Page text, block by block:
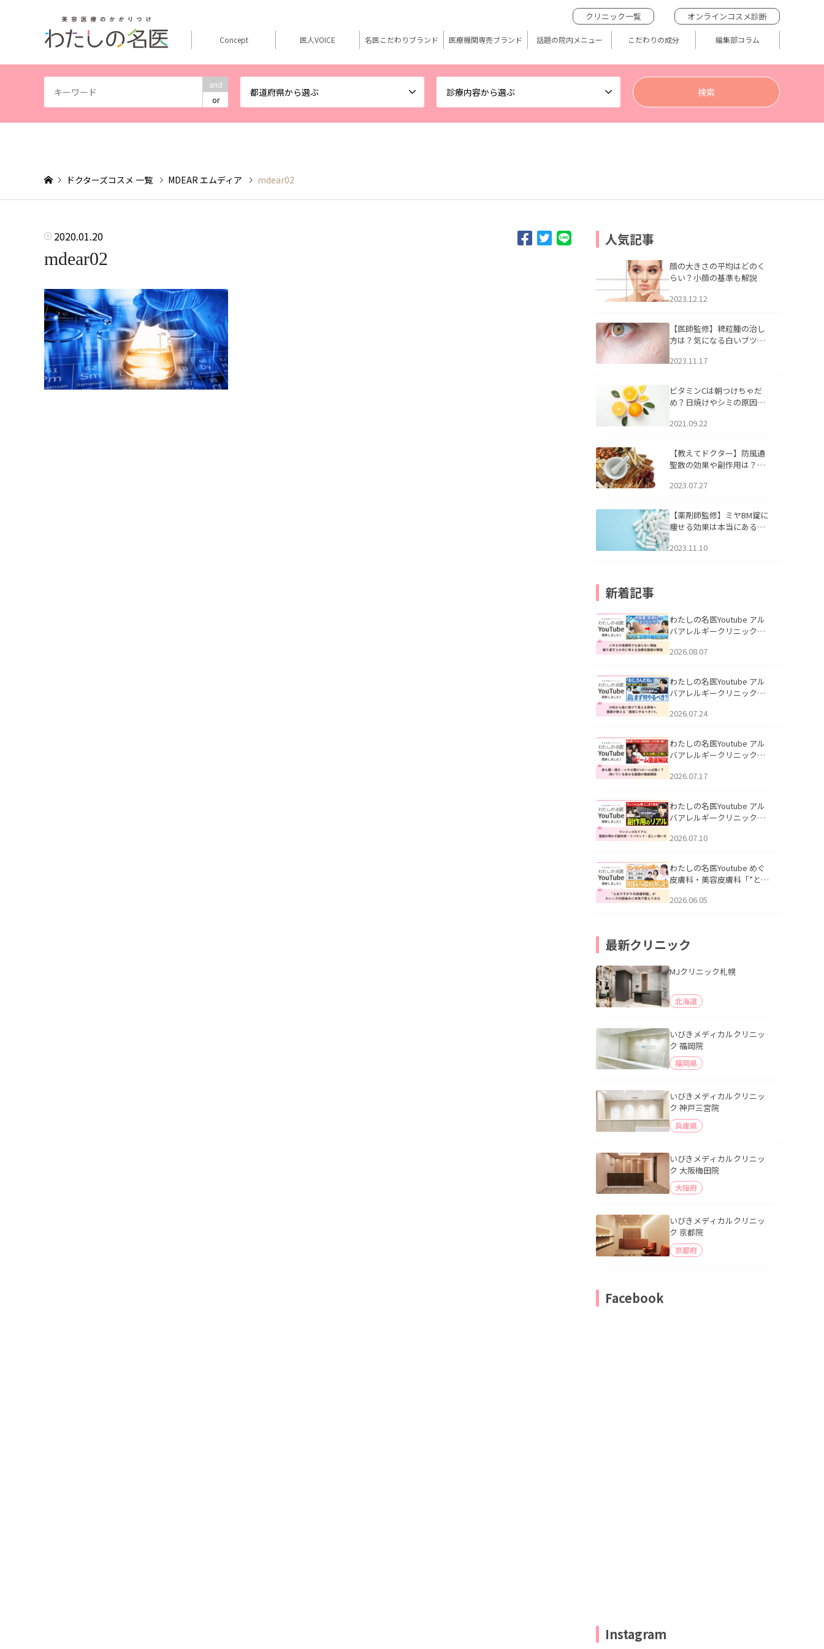
and
or
都道府県から選ぶ 診療内容から選ぶ
クリニック一覧 オンラインコスメ診断
Concept 医人VOICE 名医こだわりブランド 医療機関専売ブランド 話題の院内メニュー こだわりの成分 編集部コラム
ドクターズコスメ 一覧 MDEAR エムディア mdear02
2020.01.20
mdear02
人気記事
顔の大きさの平均はどのく
らい？小顔の基準も解説
2023.12.12
【医師監修】稗粒腫の治し
方は？気になる白いブツブ
アについて
2023.11.17
ビタミンCは朝つけちゃだ
め？日焼けやシミの原因に
2021.09.22
【教えてドクター】防風通
聖散の効果や副作用は？長
2023.07.27
【薬剤師監修】ミヤBM錠に
痩せる効果は本当にある
2023.11.10
新着記事
わたしの名医Youtube アル
バアレルギークリニック札
らない理由｜繰り返す人が
説」を公開いたしました。
2026.08.07
わたしの名医Youtube アル
バアレルギークリニック札
える男性へ｜医師が教える
公開いたしました。
2026.07.24
わたしの名医Youtube アル
バアレルギークリニック札
跡にVビームは効く？向いて
説」を公開いたしました。
2026.07.17
わたしの名医Youtube アル
バアレルギークリニック札
医師が明かす副作用・リバ
公開いたしました。
2026.07.10
わたしの名医Youtube めぐ
皮膚科・美容皮膚科「”とお
ッズの肌悩みに本気で答え
2026.06.05
最新クリニック
MJクリニック札幌
北海道
いびきメディカルクリニッ
ク 福岡院
福岡県
いびきメディカルクリニッ
ク 神戸三宮院
兵庫県
いびきメディカルクリニッ
ク 大阪梅田院
大阪府
いびきメディカルクリニッ
ク 京都院
京都府
Facebook
Instagram